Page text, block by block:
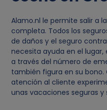
Alamo.nl le permite salir a
completa. Todos los
de daños y el seguro
necesita ayuda en el
a través del número de
también figura en su bono.
atención al cliente
unas vacaciones seguras y
d
e
d
a